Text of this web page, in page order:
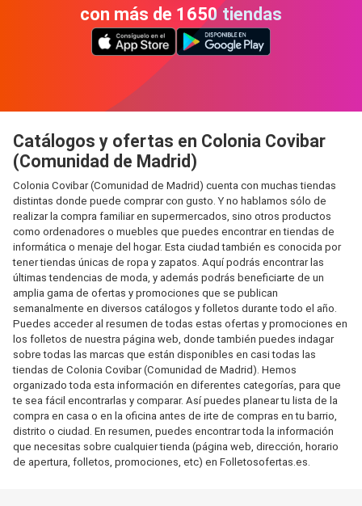
con más de 1650 tiendas
Catálogos y ofertas en Colonia Covibar
(Comunidad de Madrid)
Colonia Covibar (Comunidad de Madrid) cuenta con muchas tiendas
distintas donde puede comprar con gusto. Y no hablamos sólo de
realizar la compra familiar en supermercados, sino otros productos
como ordenadores o muebles que puedes encontrar en tiendas de
informática o menaje del hogar. Esta ciudad también es conocida por
tener tiendas únicas de ropa y zapatos. Aquí podrás encontrar las
últimas tendencias de moda, y además podrás beneficiarte de un
amplia gama de ofertas y promociones que se publican
semanalmente en diversos catálogos y folletos durante todo el año.
Puedes acceder al resumen de todas estas ofertas y promociones en
los folletos de nuestra página web, donde también puedes indagar
sobre todas las marcas que están disponibles en casi todas las
tiendas de Colonia Covibar (Comunidad de Madrid). Hemos
organizado toda esta información en diferentes categorías, para que
te sea fácil encontrarlas y comparar. Así puedes planear tu lista de la
compra en casa o en la oficina antes de irte de compras en tu barrio,
distrito o ciudad. En resumen, puedes encontrar toda la información
que necesitas sobre cualquier tienda (página web, dirección, horario
de apertura, folletos, promociones, etc) en Folletosofertas.es.